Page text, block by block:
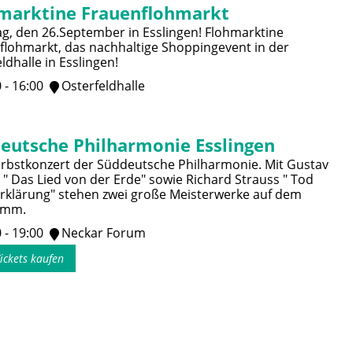
Frauenflohmarkt
den 26.September in Esslingen! Flohmarktine
das nachhaltige Shoppingevent in der
in Esslingen!
- 16:00
Osterfeldhalle
Philharmonie Esslingen
der Süddeutsche Philharmonie. Mit Gustav
Das Lied von der Erde" sowie Richard Strauss " Tod
stehen zwei große Meisterwerke auf dem
- 19:00
Neckar Forum
kaufen